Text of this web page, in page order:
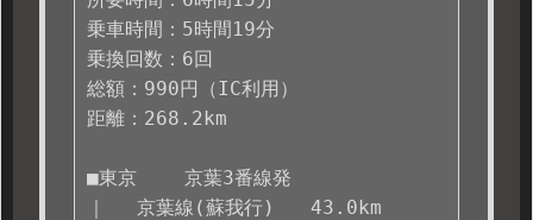
乗車時間：5時間19分
乗換回数：6回
総額：990円（IC利用）
距離：268.2km
■東京    京葉3番線発
｜ 　京葉線(蘇我行)   43.0km